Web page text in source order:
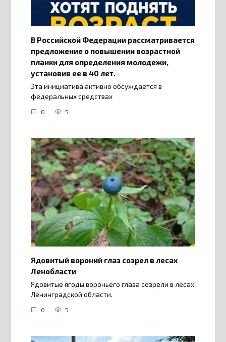
В Российской Федерации рассматривается
предложение о повышении возрастной
планки для определения молодежи,
установив ее в 40 лет.
Эта инициатива активно обсуждается в
федеральных средствах
0 5
Ядовитый вороний глаз созрел в лесах
Ленобласти
Ядовитые ягоды вороньего глаза созрели в лесах
Ленинградской области.
0 5